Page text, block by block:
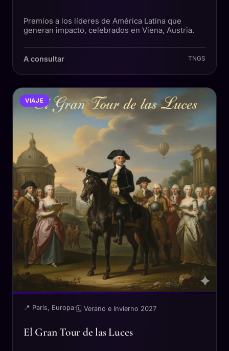
Premios a los líderes de América Latina que
generan impacto, celebrados en Viena, Austria.
A consultar TNGS
VIAJE
📍 París, Europa· 🗓 Verano e Invierno 2027
El Gran Tour de las Luces